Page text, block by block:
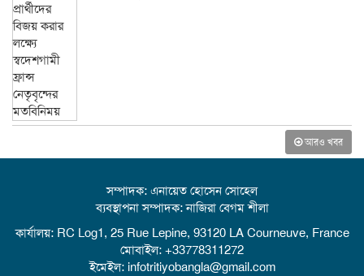
আরও খবর
সম্পাদক: এনায়েত হোসেন সোহেল
ব্যবস্থাপনা সম্পাদক: নাজিরা বেগম শীলা
কার্যালয়: RC Log1, 25 Rue Lepine, 93120 LA Courneuve, France
মোবাইল: +33778311272
ইমেইল: infotritiyobangla@gmail.com